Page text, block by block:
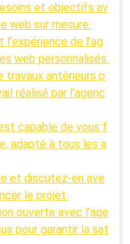
et objectifs av
web sur mesure.
de l’ag
web personnalisés.
travaux antérieurs p
réalisé par l’agenc
capable de vous f
adapté à tous les a
et discutez-en ave
le projet.
ouverte avec l’age
pour garantir la sat